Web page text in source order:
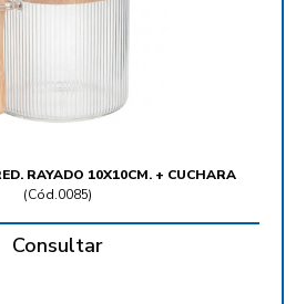
RAYADO 10X10CM. + CUCHARA
(Cód.0085)
Consultar